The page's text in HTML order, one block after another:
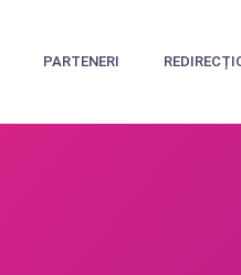
PARTENERI